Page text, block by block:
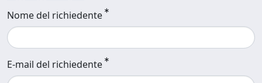
Nome del richiedente
E-mail del richiedente